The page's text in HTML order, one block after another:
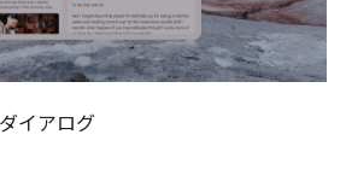
イアログ